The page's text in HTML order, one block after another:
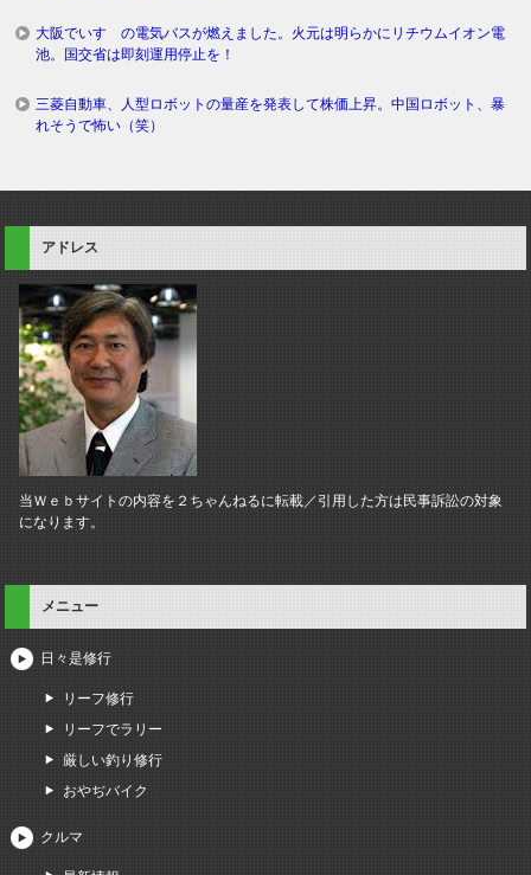
大阪でいすゞの電気バスが燃えました。火元は明らかにリチウムイオン電
池。国交省は即刻運用停止を！
三菱自動車、人型ロボットの量産を発表して株価上昇。中国ロボット、暴
れそうで怖い（笑）
アドレス
当Ｗｅｂサイトの内容を２ちゃんねるに転載／引用した方は民事訴訟の対象
になります。
メニュー
日々是修行
リーフ修行
リーフでラリー
厳しい釣り修行
おやぢバイク
クルマ